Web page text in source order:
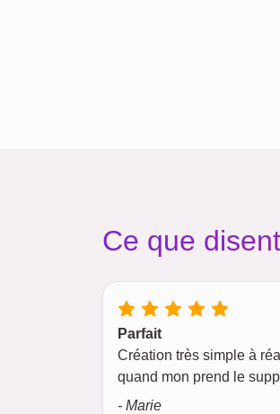
Ce que
Parfait
Création très simple à
quand mon prend le
- Marie